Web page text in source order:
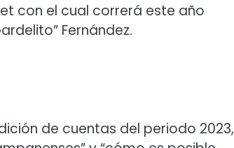
con el cual correrá este año
Fernández.
de cuentas del periodo 2023,